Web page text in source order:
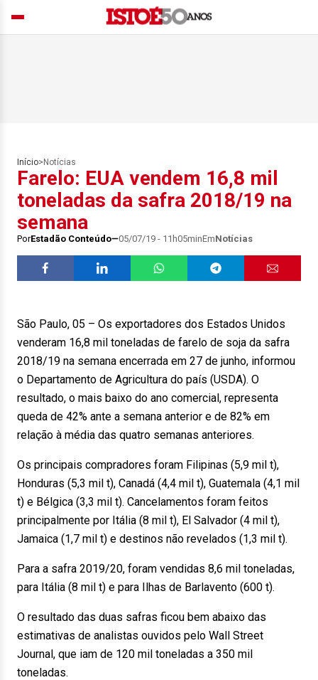
Início> Notícias
Farelo: EUA vendem 16,8 mil
toneladas da safra 2018/19 na
semana
PorEstadão Conteúdo 05/07/19 - 11h05minEmNotícias
São Paulo, 05 – Os exportadores dos Estados Unidos
venderam 16,8 mil toneladas de farelo de soja da safra
2018/19 na semana encerrada em 27 de junho, informou
o Departamento de Agricultura do país (USDA). O
resultado, o mais baixo do ano comercial, representa
queda de 42% ante a semana anterior e de 82% em
relação à média das quatro semanas anteriores.
Os principais compradores foram Filipinas (5,9 mil t),
Honduras (5,3 mil t), Canadá (4,4 mil t), Guatemala (4,1 mil
t) e Bélgica (3,3 mil t). Cancelamentos foram feitos
principalmente por Itália (8 mil t), El Salvador (4 mil t),
Jamaica (1,7 mil t) e destinos não revelados (1,3 mil t).
Para a safra 2019/20, foram vendidas 8,6 mil toneladas,
para Itália (8 mil t) e para Ilhas de Barlavento (600 t).
O resultado das duas safras ficou bem abaixo das
estimativas de analistas ouvidos pelo Wall Street
Journal, que iam de 120 mil toneladas a 350 mil
toneladas.